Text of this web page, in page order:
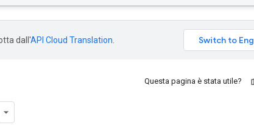
dall'API Cloud Translation
Questa pagina è stata utile?